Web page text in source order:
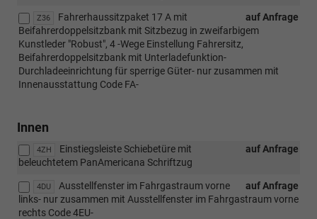
Z36 auf Anfrage
Fahrerhaussitzpaket 17 A mit
Beifahrerdoppelsitzbank mit Sitzbezug in zweifarbigem
Kunstleder "Robust", 4 -Wege Einstellung Fahrersitz,
Beifahrerdoppelsitzbank mit Unterladefunktion-
Durchladeeinrichtung für sperrige Güter- nur zusammen mit
Innenausstattung Code FA-
Innen
4ZH auf Anfrage
Einstiegsleiste Schiebetüre mit
beleuchtetem PanAmericana Schriftzug
4DU auf Anfrage
Ausstellfenster im Fahrgastraum vorne
links- nur zusammen mit Ausstellfenster im Fahrgastraum vorne
rechts Code 4EU-